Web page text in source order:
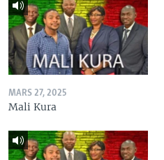
MARS 27, 2025
Mali Kura